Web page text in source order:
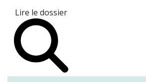
Lire le dossier